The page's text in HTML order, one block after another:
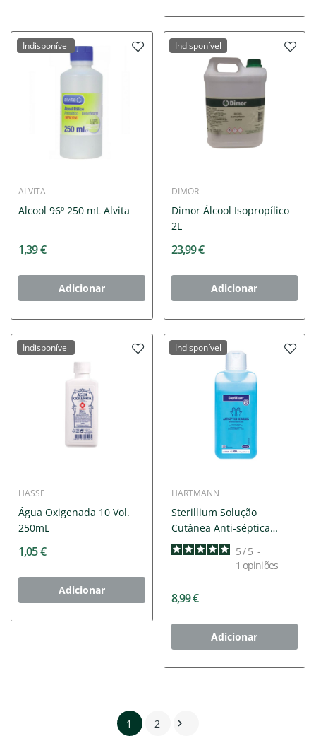
Indisponível
ALVITA
Alcool 96º 250 mL Alvita
1,39 €
Adicionar
Indisponível
DIMOR
Dimor Álcool Isopropílico
2L
23,99 €
Adicionar
Indisponível
HASSE
Água Oxigenada 10 Vol.
250mL
1,05 €
Adicionar
Indisponível
HARTMANN
Sterillium Solução
Cutânea Anti-séptica
500ml
5/ 5 -
1 opiniões
8,99 €
Adicionar
1 2 